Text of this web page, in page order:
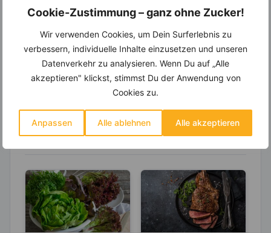
Cookie-Zustimmung – ganz ohne Zucker!
Wir verwenden Cookies, um Dein Surferlebnis zu
verbessern, individuelle Inhalte einzusetzen und unseren
Datenverkehr zu analysieren. Wenn Du auf „Alle
akzeptieren" klickst, stimmst Du der Anwendung von
Cookies zu.
Anpassen Alle ablehnen Alle akzeptieren
Einkaufsliste und noch mehr?
Entdecke dieinvikoo-Mitgliedschaft und erhalte
viele hilfreiche und zeitsparende Möglichkeiten,
um Deine Ernährung optimal zu gestalten.
Erfahre mehr über die Zutaten
dieses Rezepts